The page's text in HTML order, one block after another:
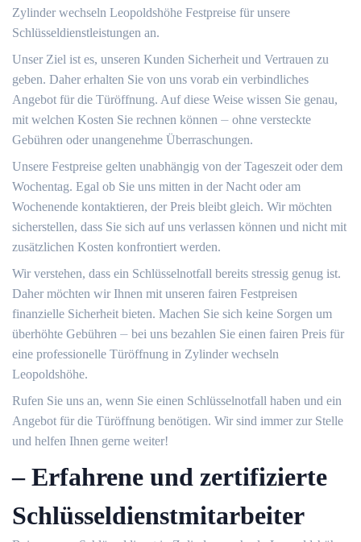
Zylinder wechseln Leopoldshöhe Festpreise für unsere
Schlüsseldienstleistungen an.​
Unser Ziel ist es, unseren Kunden Sicherheit und Vertrauen zu
geben.​ Daher erhalten Sie von uns vorab ein verbindliches
Angebot für die Türöffnung. Auf diese Weise wissen Sie genau,
mit welchen Kosten Sie rechnen können ⏤ ohne versteckte
Gebühren oder unangenehme Überraschungen.
Unsere Festpreise gelten unabhängig von der Tageszeit oder dem
Wochentag.​ Egal ob Sie uns mitten in der Nacht oder am
Wochenende kontaktieren, der Preis bleibt gleich.​ Wir möchten
sicherstellen, dass Sie sich auf uns verlassen können und nicht mit
zusätzlichen Kosten konfrontiert werden.​
Wir verstehen, dass ein Schlüsselnotfall bereits stressig genug ist.
Daher möchten wir Ihnen mit unseren fairen Festpreisen
finanzielle Sicherheit bieten.​ Machen Sie sich keine Sorgen um
überhöhte Gebühren ⏤ bei uns bezahlen Sie einen fairen Preis für
eine professionelle Türöffnung in Zylinder wechseln
Leopoldshöhe.​
Rufen Sie uns an, wenn Sie einen Schlüsselnotfall haben und ein
Angebot für die Türöffnung benötigen.​ Wir sind immer zur Stelle
und helfen Ihnen gerne weiter!​
– Erfahrene und zertifizierte
Schlüsseldienstmitarbeiter